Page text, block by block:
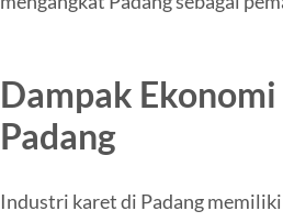
Dampak
Padang
Industri karet di Padang